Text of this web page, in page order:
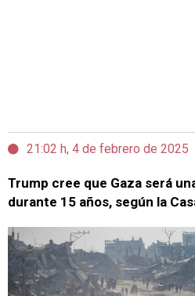
21:02 h, 4 de febrero de 2025
Trump cree que Gaza será
durante 15 años, según la